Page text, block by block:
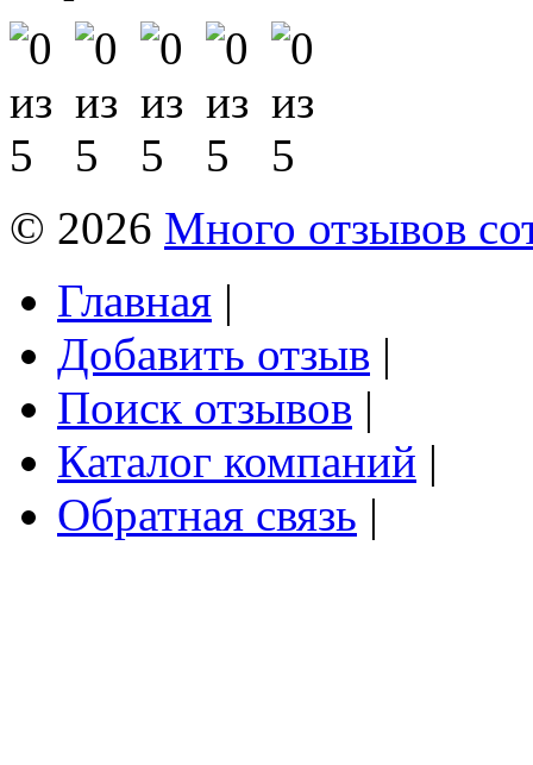
© 2026 Много отзывов
Главная |
Добавить отзыв |
Поиск отзывов |
Каталог компаний |
Обратная связь |